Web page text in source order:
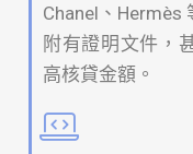
Chanel、Hermès
附有證明文件，
高核貸金額。